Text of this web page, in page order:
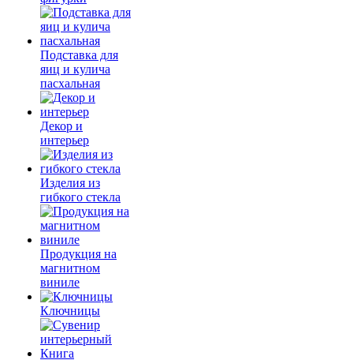
Подставка для
яиц и кулича
пасхальная
Декор и
интерьер
Изделия из
гибкого стекла
Продукция на
магнитном
виниле
Ключницы